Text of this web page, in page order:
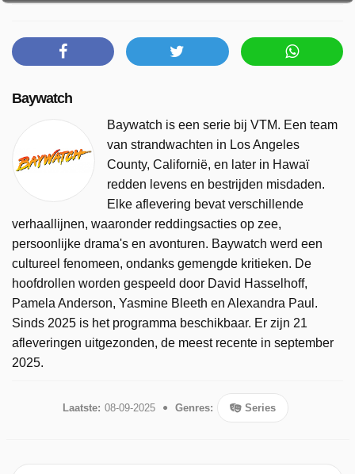
Baywatch
Baywatch is een serie bij VTM. Een team
van strandwachten in Los Angeles
County, Californië, en later in Hawaï
redden levens en bestrijden misdaden.
Elke aflevering bevat verschillende
verhaallijnen, waaronder reddingsacties op zee,
persoonlijke drama's en avonturen. Baywatch werd een
cultureel fenomeen, ondanks gemengde kritieken. De
hoofdrollen worden gespeeld door David Hasselhoff,
Pamela Anderson, Yasmine Bleeth en Alexandra Paul.
Sinds 2025 is het programma beschikbaar. Er zijn 21
afleveringen uitgezonden, de meest recente in september
2025.
Laatste: 08-09-2025 Genres: Series